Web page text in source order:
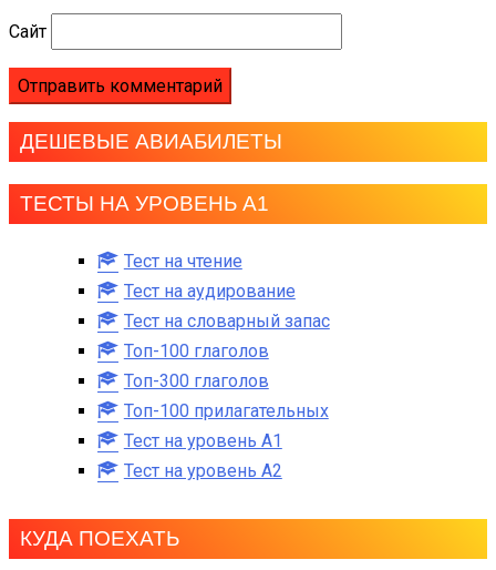
Сайт
ДЕШЕВЫЕ АВИАБИЛЕТЫ
ТЕСТЫ НА УРОВЕНЬ А1
Тест на чтение
Тест на аудирование
Тест на словарный запас
Топ-100 глаголов
Топ-300 глаголов
Топ-100 прилагательных
Тест на уровень A1
Тест на уровень A2
КУДА ПОЕХАТЬ